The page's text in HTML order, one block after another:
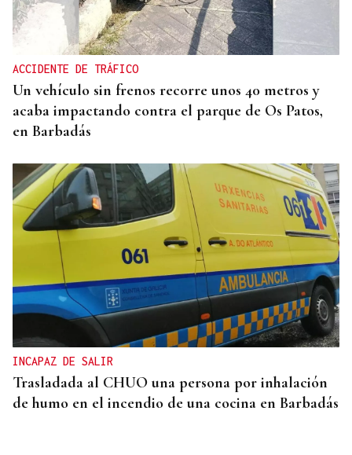
ACCIDENTE DE TRÁFICO
Un vehículo sin frenos recorre unos 40 metros y
acaba impactando contra el parque de Os Patos,
en Barbadás
INCAPAZ DE SALIR
Trasladada al CHUO una persona por inhalación
de humo en el incendio de una cocina en Barbadás